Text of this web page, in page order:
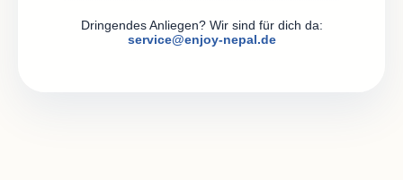
Dringendes Anliegen? Wir sind für dich da:
service@enjoy-nepal.de